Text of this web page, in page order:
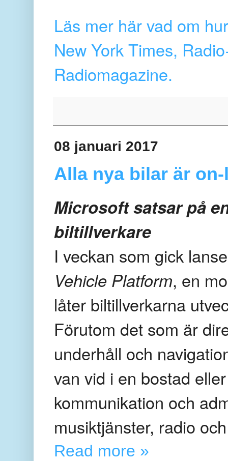
Läs mer här vad om
New York Times,
Radiomagazine.
08 januari 2017
Alla nya bilar är on-
Microsoft satsar på
biltillverkare
I veckan som gick
Vehicle Platform, en
låter biltillverkarna
Förutom det som är
underhåll och
van vid i en bostad
kommunikation och
musiktjänster, radio
Read more »